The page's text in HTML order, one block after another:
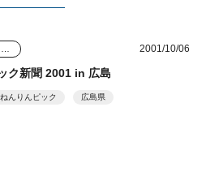
2001/10/06
ク新聞 2001 in 広島
ねんりんピック 広島県